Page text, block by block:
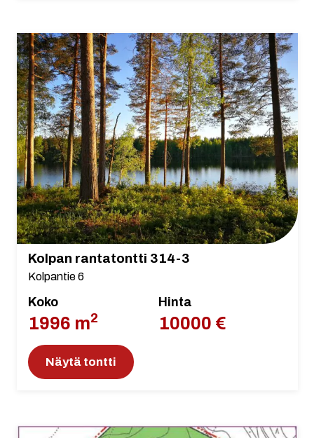
Kolpan rantatontti 314-3
Kolpantie 6
Koko
1996 m2
Hinta
10000 €
Näytä tontti